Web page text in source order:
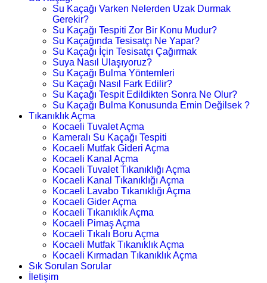
Su Kaçağı Varken Nelerden Uzak Durmak
Gerekir?
Su Kaçağı Tespiti Zor Bir Konu Mudur?
Su Kaçağında Tesisatçı Ne Yapar?
Su Kaçağı İçin Tesisatçı Çağırmak
Suya Nasıl Ulaşıyoruz?
Su Kaçağı Bulma Yöntemleri
Su Kaçağı Nasıl Fark Edilir?
Su Kaçağı Tespit Edildikten Sonra Ne Olur?
Su Kaçağı Bulma Konusunda Emin Değilsek ?
Tıkanıklık Açma
Kocaeli Tuvalet Açma
Kameralı Su Kaçağı Tespiti
Kocaeli Mutfak Gideri Açma
Kocaeli Kanal Açma
Kocaeli Tuvalet Tıkanıklığı Açma
Kocaeli Kanal Tıkanıklığı Açma
Kocaeli Lavabo Tıkanıklığı Açma
Kocaeli Gider Açma
Kocaeli Tıkanıklık Açma
Kocaeli Pimaş Açma
Kocaeli Tıkalı Boru Açma
Kocaeli Mutfak Tıkanıklık Açma
Kocaeli Kırmadan Tıkanıklık Açma
Sık Sorulan Sorular
İletişim